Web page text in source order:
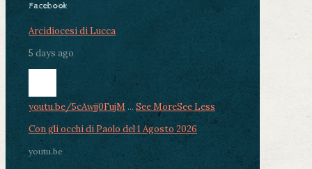
Facebook
Arcidiocesi di Lucca
5 days ago
youtu.be/5cAwjj0FujM ... See MoreSee Less
Con gli occhi di Paolo del 1 Agosto 2026
youtu.be